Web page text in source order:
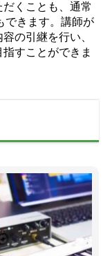
くことも、通常
できます。講師が
の引継を行い、
すことができま